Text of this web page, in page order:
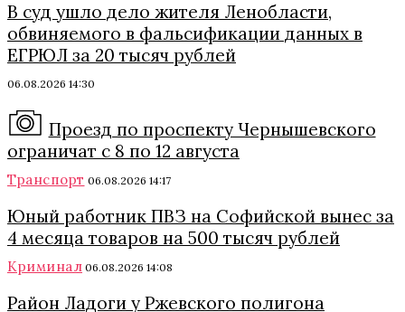
В суд ушло дело жителя Ленобласти,
обвиняемого в фальсификации данных в
ЕГРЮЛ за 20 тысяч рублей
06.08.2026 14:30
Проезд по проспекту Чернышевского
ограничат с 8 по 12 августа
Транспорт 06.08.2026 14:17
Юный работник ПВЗ на Софийской вынес за
4 месяца товаров на 500 тысяч рублей
Криминал 06.08.2026 14:08
Район Ладоги у Ржевского полигона